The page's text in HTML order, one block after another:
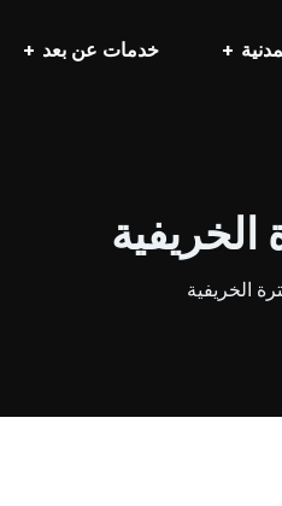
خدمات عن بعد
الخريفية
الخريفية